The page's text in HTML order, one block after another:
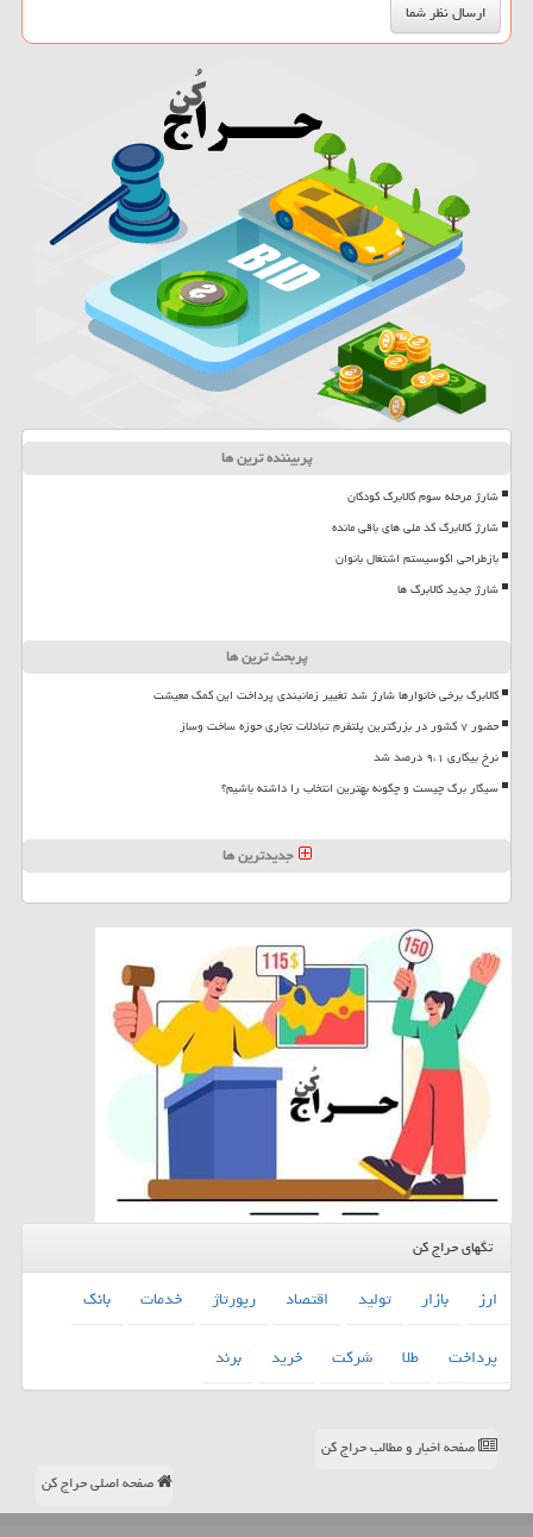
پربیننده ترین ها
شارژ مرحله سوم کالابرگ کودکان
شارژ کالابرگ کد ملی های باقی مانده
بازطراحی اکوسیستم اشتغال بانوان
شارژ جدید کالابرگ ها
پربحث ترین ها
کالابرگ برخی خانوارها شارژ شد تغییر زمانبندی پرداخت این کمک معیشت
حضور ۷ کشور در بزرگترین پلتفرم تبادلات تجاری حوزه ساخت وساز
نرخ بیکاری ۹،۱ درصد شد
سیگار برگ چیست و چگونه بهترین انتخاب را داشته باشیم؟
جدیدترین ها
تگهای حراج کن
ارز بازار تولید اقتصاد رپورتاژ خدمات
بانك
پرداخت
طلا شركت خرید برند
صفحه اخبار و مطالب حراج کن
صفحه اصلی حراج کن